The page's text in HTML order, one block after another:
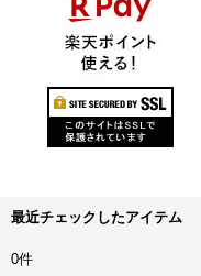
最近チェックしたアイテム
0件